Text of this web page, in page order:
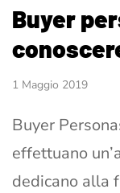
Buyer
1 Maggio 2019
Buyer
effettuano
dedicano alla